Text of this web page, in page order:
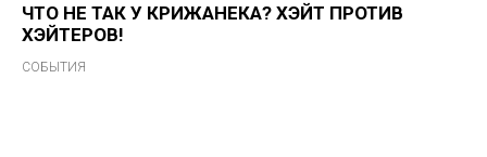
ЧТО НЕ ТАК У КРИЖАНЕКА? ХЭЙТ ПРОТИВ
ХЭЙТЕРОВ!
СОБЫТИЯ